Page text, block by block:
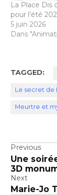
La Place Dis
pour l’été
5 juin 2026
Dans
TAGGED:
Le secret de
Meurtre et
de
l’article
Previous
Une
3D
Next
Marie-Jo